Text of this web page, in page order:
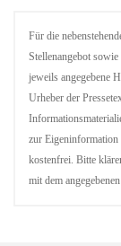
Für die
Stellenangebot
jeweils angegebene
Urheber der
zur Eigeninformation
kostenfrei. Bitte
mit dem